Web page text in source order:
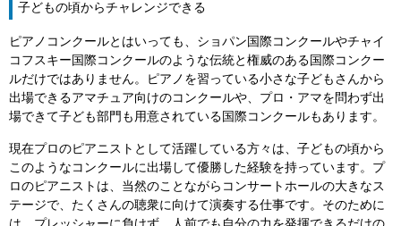
子どもの頃からチャレンジできる
ピアノコンクールとはいっても、ショパン国際コンクールやチャイ
コフスキー国際コンクールのような伝統と権威のある国際コンクー
ルだけではありません。ピアノを習っている小さな子どもさんから
出場できるアマチュア向けのコンクールや、プロ・アマを問わず出
場できて子ども部門も用意されている国際コンクールもあります。
現在プロのピアニストとして活躍している方々は、子どもの頃から
このようなコンクールに出場して優勝した経験を持っています。プ
ロのピアニストは、当然のことながらコンサートホールの大きなス
テージで、たくさんの聴衆に向けて演奏する仕事です。そのために